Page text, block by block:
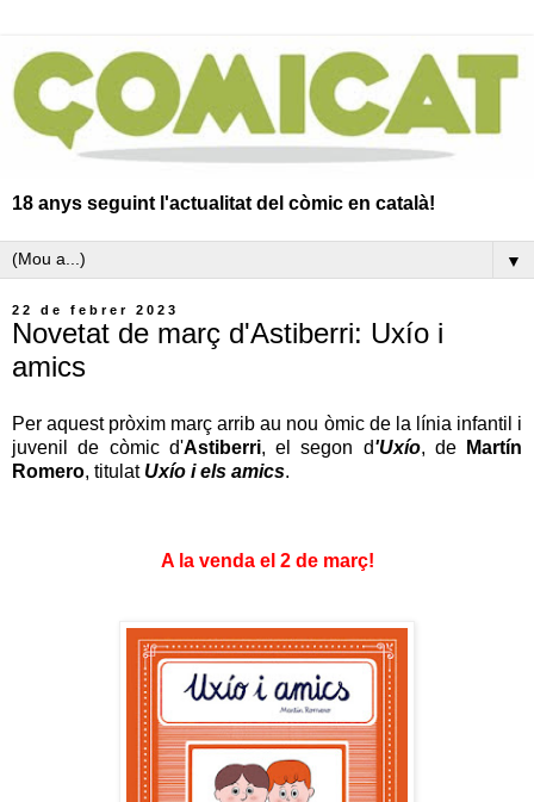
18 anys seguint l'actualitat del còmic en català!
▼
22 de febrer 2023
Novetat de març d'Astiberri: Uxío i
amics
Per aquest pròxim març arrib au nou òmic de la línia infantil i
juvenil de còmic d'Astiberri, el segon d'Uxío, de
Martín
Romero, titulat Uxío i els amics.
A la venda el 2 de març!